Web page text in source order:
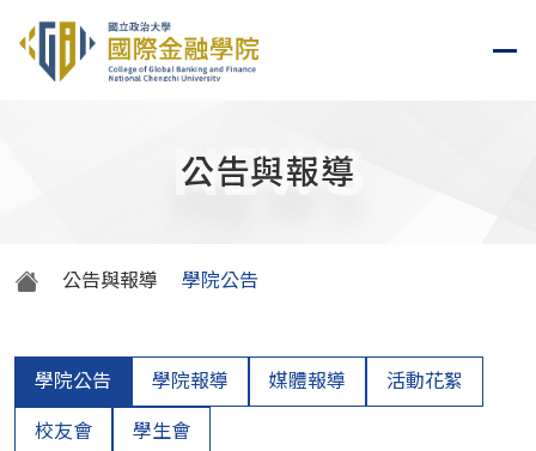
公告與報導
NEWS
公告與報導 學院公告
學院公告 學院報導 媒體報導 活動花絮
校友會 學生會